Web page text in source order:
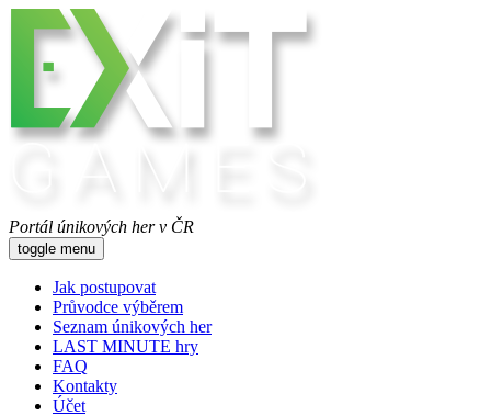
Portál únikových her v ČR
toggle menu
Jak postupovat
Průvodce výběrem
Seznam únikových her
LAST MINUTE hry
FAQ
Kontakty
Účet